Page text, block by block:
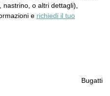
o altri dettagli),
e richiedi il tuo
Bugatti